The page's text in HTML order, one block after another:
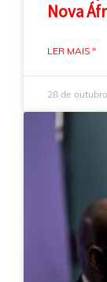
Nova
LER MAIS "
28 de